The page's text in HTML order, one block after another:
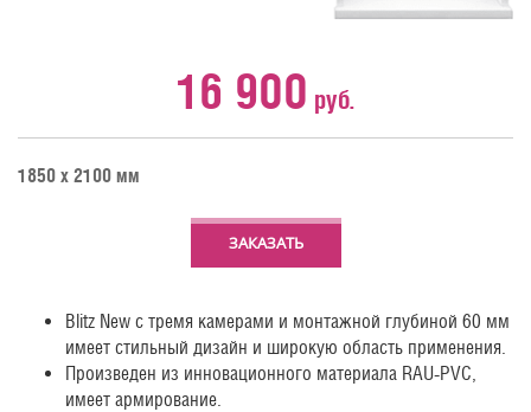
16 900 руб.
1850 х 2100 мм
ЗАКАЗАТЬ
Blitz New с тремя камерами и монтажной глубиной 60 мм
имеет стильный дизайн и широкую область применения.
Произведен из инновационного материала RAU-PVC,
имеет армирование.